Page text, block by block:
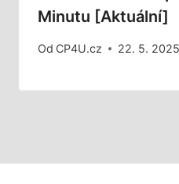
Minutu [Aktuální]
Od CP4U.cz 22. 5. 2025